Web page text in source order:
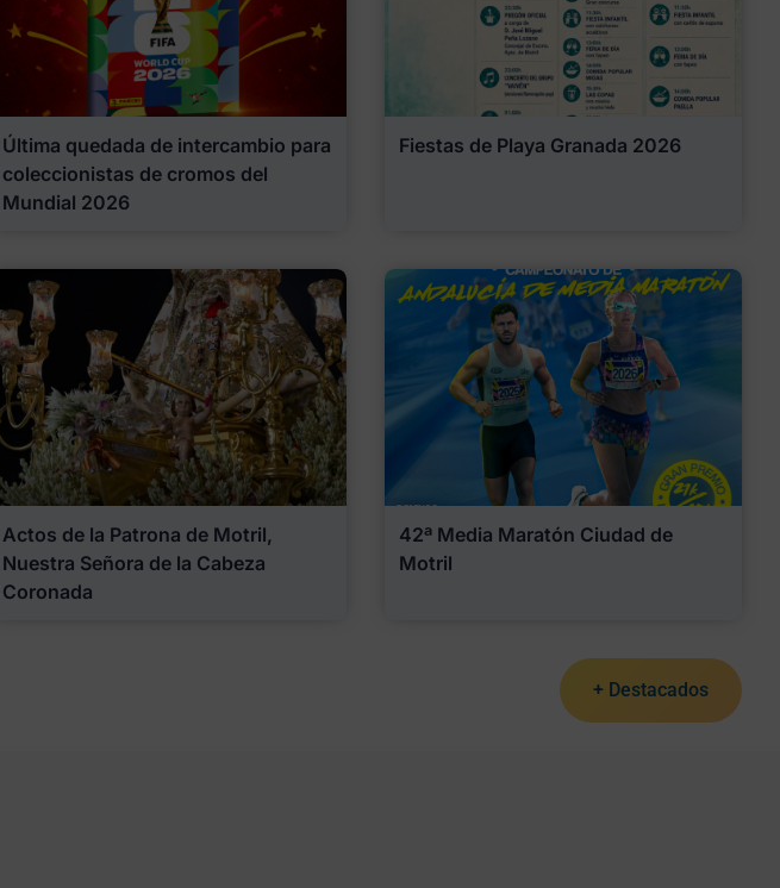
Última quedada de intercambio para
coleccionistas de cromos del
Mundial 2026
Fiestas de Playa Granada 2026
Actos de la Patrona de Motril,
Nuestra Señora de la Cabeza
Coronada
42ª Media Maratón Ciudad de
Motril
+ Destacados